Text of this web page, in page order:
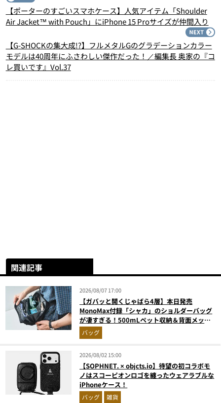
【ポーターのすごいスマホケース】人気アイテム「Shoulder
Air Jacket™ with Pouch」にiPhone 15 Proサイズが仲間入り
【G-SHOCKの集大成!?】フルメタルGのグラデーションカラー
モデルは40周年にふさわしい傑作だった！／編集長 奥家の『コ
レ買いです』Vol.37
関連記事
2026/08/07 17:00
【ガバッと開くじゃばら4層】本日発売
MonoMax付録「シャカ」のショルダーバッグ
が凄すぎる！500mLペット収納＆背面メッシ
ュでベタつかない
バッグ
2026/08/02 15:00
【SOPHNET. × objcts.io】待望の初コラボモ
ノはスコーピオンロゴを纏ったウェアラブルな
iPhoneケース！
バッグ 雑貨